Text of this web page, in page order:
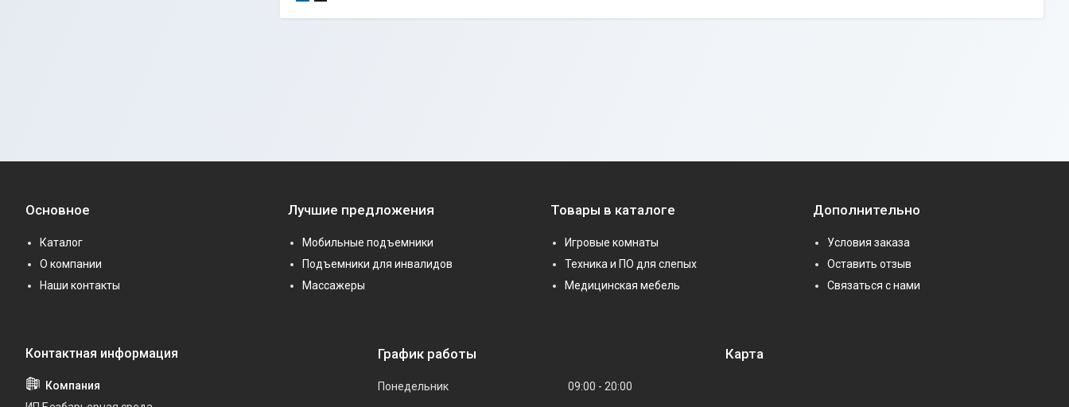
Основное
Каталог
О компании
Наши контакты
Лучшие предложения
Мобильные подъемники
Подъемники для инвалидов
Массажеры
Товары в каталоге
Игровые комнаты
Техника и ПО для слепых
Медицинская мебель
Дополнительно
Условия заказа
Оставить отзыв
Связаться с нами
График работы
Понедельник 09:00
20:00
Карта